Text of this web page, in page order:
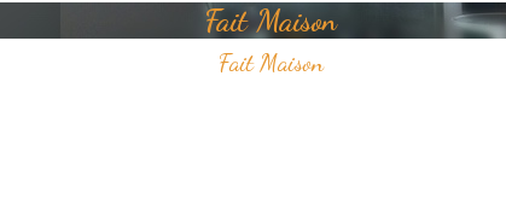
Fait Maison
Fait Maison